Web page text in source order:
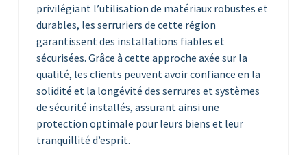
privilégiant l’utilisation de matériaux robustes et
durables, les serruriers de cette région
garantissent des installations fiables et
sécurisées. Grâce à cette approche axée sur la
qualité, les clients peuvent avoir confiance en la
solidité et la longévité des serrures et systèmes
de sécurité installés, assurant ainsi une
protection optimale pour leurs biens et leur
tranquillité d’esprit.